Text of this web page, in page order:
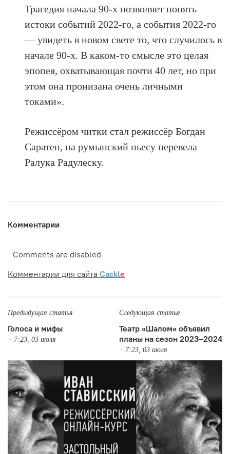
Трагедия начала 90-х позволяет понять
истоки событий 2022-го, а события 2022-го
— увидеть в новом свете то, что случилось в
начале 90-х. В каком-то смысле это целая
эпопея, охватывающая почти 40 лет, но при
этом она пронизана очень личными
токами».
Режиссёром читки стал режиссёр Богдан
Саратен, на румынский пьесу перевела
Ралука Радулеску.
Комментарии
Comments are disabled
Комментарии для сайта Cackle
Предыдущая статья
Голоса и мифы
7:23, 03 июля
Следующая статья
Театр «Шалом» объявил
планы на сезон 2023–2024
7:23, 03 июля